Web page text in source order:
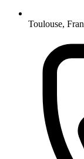
Toulouse,